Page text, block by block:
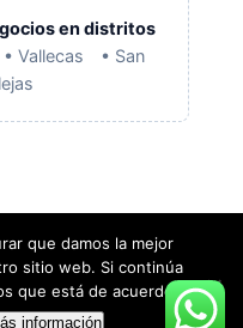
en distritos
• Vallecas
• San
C. de Ladera
que damos la mejor
sitio web. Si continúa
que está de acuerdo.
información